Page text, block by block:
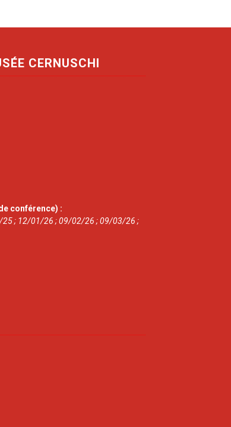
CERNUSCHI
conférence) :
; 12/01/26 ; 09/02/26 ; 09/03/26 ;